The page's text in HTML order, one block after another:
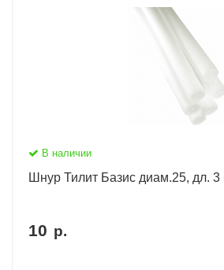
В наличии
Шнур Тилит Базис диам.25, дл.
10 р.